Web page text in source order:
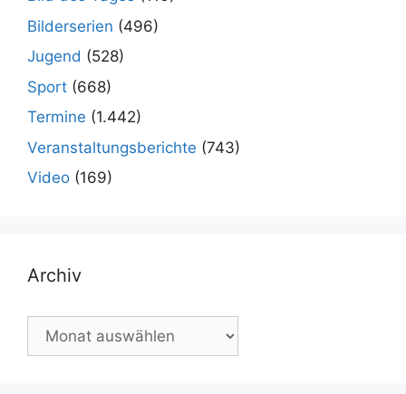
Bilderserien (496)
Jugend (528)
Sport (668)
Termine (1.442)
Veranstaltungsberichte (743)
Video (169)
Archiv
Archiv